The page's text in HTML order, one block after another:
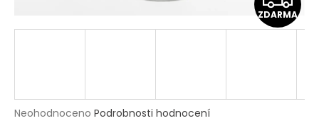
Průměrné
Neohodnoceno Podrobnosti hodnocení
D
ZDARMA
j